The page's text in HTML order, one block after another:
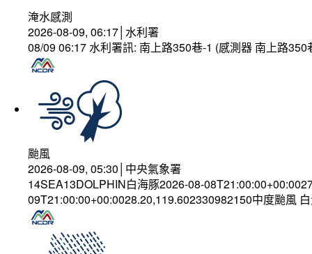
淹水感測
2026-08-09, 06:17│水利署
08/09 06:17 水利署訊: 南上路350巷-1 (感測器 南上路
颱風
2026-08-09, 05:30│中央氣象署
14SEA13DOLPHIN白海豚2026-08-
09T21:00:00+00:0028.20,119.602330982150中度颱風